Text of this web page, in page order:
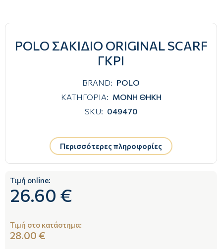
POLO ΣΑΚΙΔΙΟ ORIGINAL SCARF
ΓΚΡΙ
BRAND: POLO
ΚΑΤΗΓΟΡΙΑ: ΜΟΝΗ ΘΗΚΗ
SKU: 049470
Περισσότερες πληροφορίες
Τιμή online:
26.60 €
Τιμή στο κατάστημα:
28.00 €